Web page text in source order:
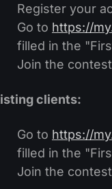
Register your
Go to https://
filled in the
Join the
clients:
Go to https://
filled in the
Join the